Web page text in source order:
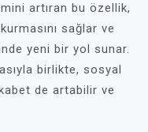
artıran bu özellik,
sağlar ve
yeni bir yol sunar.
birlikte, sosyal
de artabilir ve